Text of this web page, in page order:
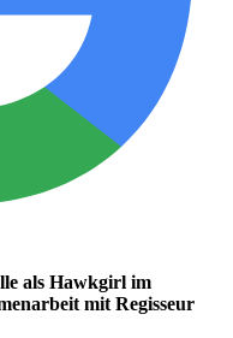
als Hawkgirl im
mit Regisseur